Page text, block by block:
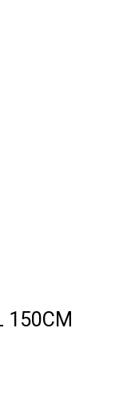
150CM